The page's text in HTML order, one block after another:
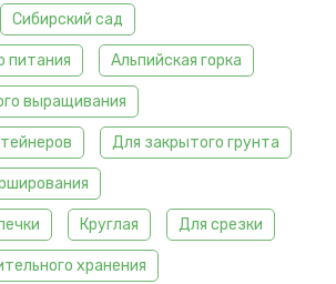
Сибирский сад
питания Альпийская горка
выращивания
Для закрытого грунта
Круглая Для срезки
хранения